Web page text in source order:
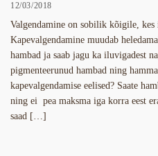
12/03/2018
Valgendamine on sobilik kõigile, kes
Kapevalgendamine muudab
hambad ja saab jagu ka iluvigadest
pigmenteerunud hambad ning
kapevalgendamise eelised? Saate
ning ei pea maksma iga korra eest
saad […]